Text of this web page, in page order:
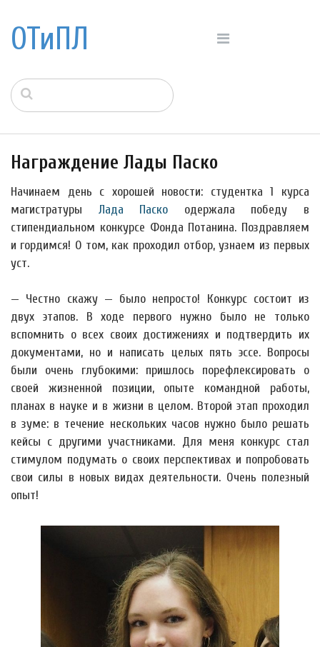
ОТиПЛ
Награждение Лады Паско
Начинаем день с хорошей новости: студентка 1 курса
магистратуры Лада Паско одержала победу в
стипендиальном конкурсе Фонда Потанина. Поздравляем
и гордимся! О том, как проходил отбор, узнаем из первых
уст.
— Честно скажу — было непросто! Конкурс состоит из
двух этапов. В ходе первого нужно было не только
вспомнить о всех своих достижениях и подтвердить их
документами, но и написать целых пять эссе. Вопросы
были очень глубокими: пришлось порефлексировать о
своей жизненной позиции, опыте командной работы,
планах в науке и в жизни в целом. Второй этап проходил
в зуме: в течение нескольких часов нужно было решать
кейсы с другими участниками. Для меня конкурс стал
стимулом подумать о своих перспективах и попробовать
свои силы в новых видах деятельности. Очень полезный
опыт!